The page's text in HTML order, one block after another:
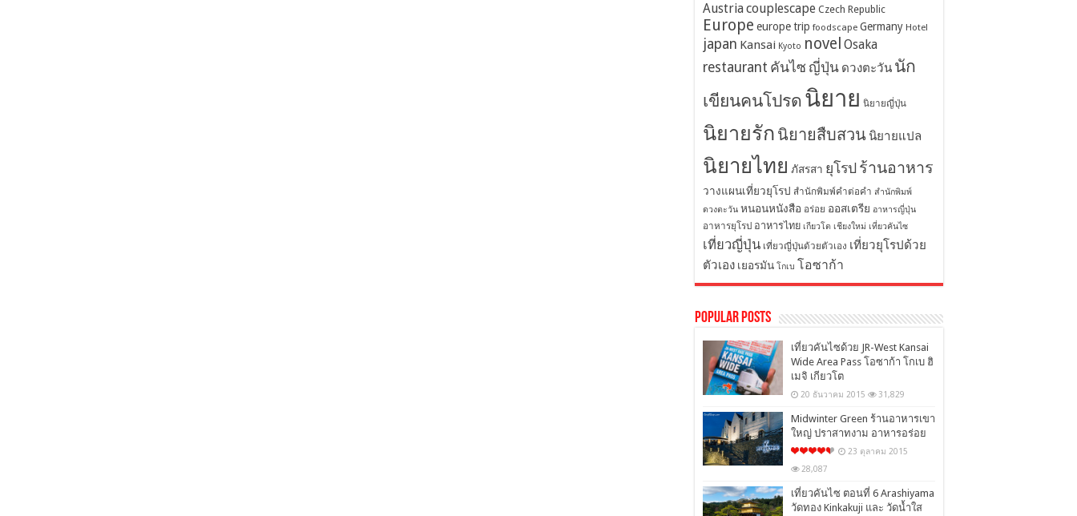
Austriacouplescape Czech Republic
Europe europe trip foodscape Germany Hotel
japan Kansai Kyoto novel Osaka
restaurant คันไซ ญี่ปุ่น ดวงตะวัน นัก
เขียนคนโปรด นิยาย นิยายญี่ปุ่น
นิยายรัก นิยายสืบสวน นิยายแปล
นิยายไทย ภัสรสา ยุโรป ร้านอาหาร
วางแผนเที่ยวยุโรป สำนักพิมพ์คำต่อคำ สำนักพิมพ์
ดวงตะวัน หนอนหนังสือ อร่อย ออสเตรีย อาหารญี่ปุ่น
อาหารยุโรป อาหารไทย เกียวโต เชียงใหม่ เที่ยวคันไซ
เที่ยวญี่ปุ่น เที่ยวญี่ปุ่นด้วยตัวเอง เที่ยวยุโรปด้วย
ตัวเอง เยอรมัน โกเบ โอซาก้า
Popular Posts
เที่ยวคันไซด้วย JR-West Kansai
Wide Area Pass โอซาก้า โกเบ ฮิ
เมจิ เกียวโต
20 ธันวาคม 2015 31,829
Midwinter Green ร้านอาหารเขา
ใหญ่ ปราสาทงาม อาหารอร่อย
23 ตุลาคม 2015
28,087
เที่ยวคันไซ ตอนที่ 6 Arashiyama
วัดทอง Kinkakuji และ วัดน้ำใส